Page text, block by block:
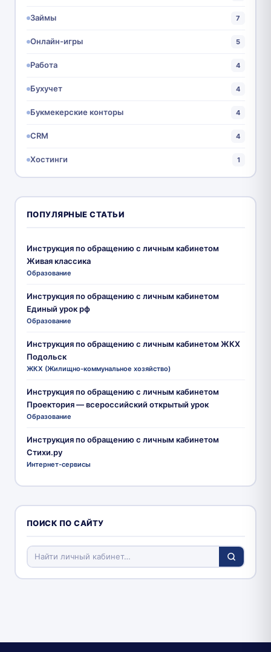
Займы 7
Онлайн-игры 5
Работа 4
Бухучет 4
Букмекерские конторы 4
CRM 4
Хостинги 1
ПОПУЛЯРНЫЕ СТАТЬИ
Инструкция по обращению с личным кабинетом
Живая классика
Образование
Инструкция по обращению с личным кабинетом
Единый урок рф
Образование
Инструкция по обращению с личным кабинетом ЖКХ
Подольск
ЖКХ (Жилищно-коммунальное хозяйство)
Инструкция по обращению с личным кабинетом
Проектория — всероссийский открытый урок
Образование
Инструкция по обращению с личным кабинетом
Стихи.ру
Интернет-сервисы
ПОИСК ПО САЙТУ